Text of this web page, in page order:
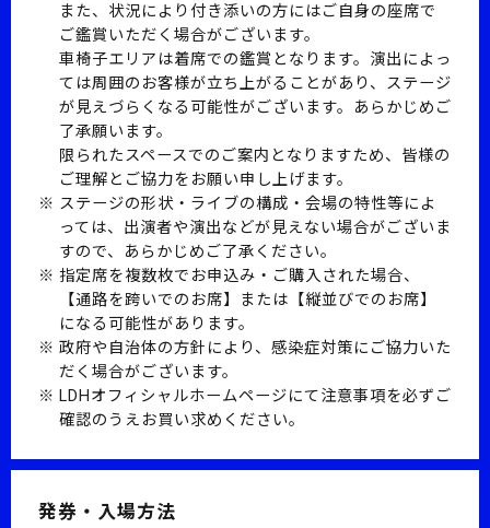
また、状況により付き添いの方にはご自身の座席で
ご鑑賞いただく場合がございます。
車椅子エリアは着席での鑑賞となります。演出によっ
ては周囲のお客様が立ち上がることがあり、ステージ
が見えづらくなる可能性がございます。あらかじめご
了承願います。
限られたスペースでのご案内となりますため、皆様の
ご理解とご協力をお願い申し上げます。
ステージの形状・ライブの構成・会場の特性等によ
っては、出演者や演出などが見えない場合がございま
すので、あらかじめご了承ください。
指定席を複数枚でお申込み・ご購入された場合、
【通路を跨いでのお席】または【縦並びでのお席】
になる可能性があります。
政府や自治体の方針により、感染症対策にご協力いた
だく場合がございます。
LDHオフィシャルホームページにて注意事項を必ずご
確認のうえお買い求めください。
発券・入場方法